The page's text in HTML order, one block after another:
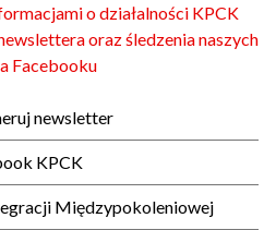
o działalności KPCK
oraz śledzenia naszych
Facebooku
newsletter
KPCK
Międzypokoleniowej